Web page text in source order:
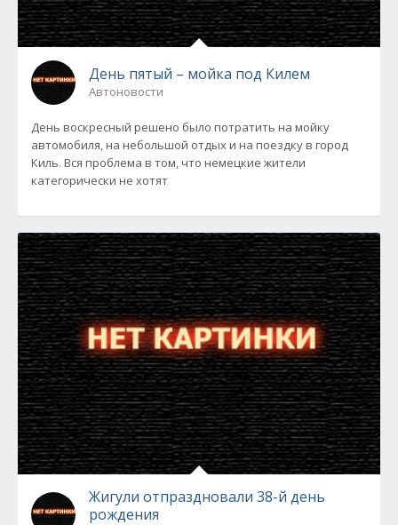
День пятый – мойка под Килем
Автоновости
День воскресный решено было потратить на мойку
автомобиля, на небольшой отдых и на поездку в город
Киль. Вся проблема в том, что немецкие жители
категорически не хотят
Жигули отпраздновали 38-й день
рождения